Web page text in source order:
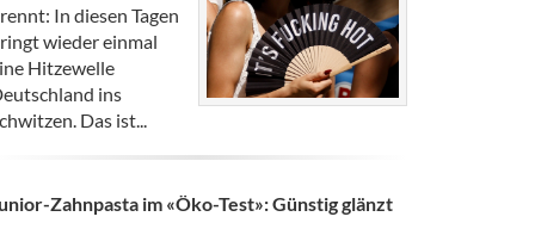
In diesen Tagen
wieder einmal
Hitzewelle
ins
Das ist...
Zahnpasta im «Öko-Test»: Günstig glänzt